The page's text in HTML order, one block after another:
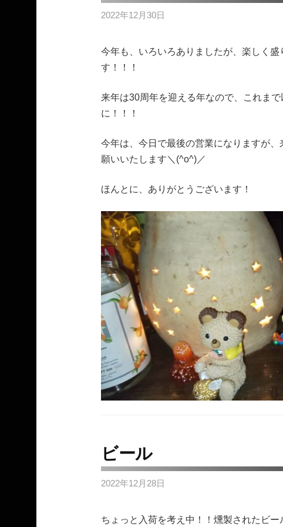
2022年12月30日
今年も、いろいろありましたが、楽しく
す！！！
来年は30周年を迎える年なので、これま
に！！！
今年は、今日で最後の営業になりますが
願いいたします＼(^o^)／
ほんとに、ありがとうございます！
ビール
2022年12月28日
ちょっと入荷を考え中！！燻製されたビ